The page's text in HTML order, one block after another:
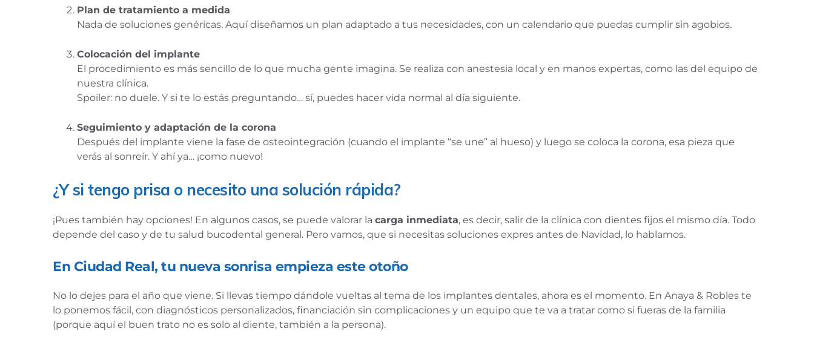
Plan de tratamiento a medida
Nada de soluciones genéricas. Aquí diseñamos un plan adaptado a tus necesidades, con un calendario que puedas cumplir sin agobios.
Colocación del implante
El procedimiento es más sencillo de lo que mucha gente imagina. Se realiza con anestesia local y en manos expertas, como las del equipo de
nuestra clínica.
Spoiler: no duele. Y si te lo estás preguntando… sí, puedes hacer vida normal al día siguiente.
Seguimiento y adaptación de la corona
Después del implante viene la fase de osteointegración (cuando el implante “se une” al hueso) y luego se coloca la corona, esa pieza que
verás al sonreír. Y ahí ya… ¡como nuevo!
¿Y si tengo prisa o necesito una solución rápida?
¡Pues también hay opciones! En algunos casos, se puede valorar la carga inmediata, es decir, salir de la clínica con dientes fijos el mismo día. Todo
depende del caso y de tu salud bucodental general. Pero vamos, que si necesitas soluciones expres antes de Navidad, lo hablamos.
En Ciudad Real, tu nueva sonrisa empieza este otoño
No lo dejes para el año que viene. Si llevas tiempo dándole vueltas al tema de los implantes dentales, ahora es el momento. En Anaya & Robles te
lo ponemos fácil, con diagnósticos personalizados, financiación sin complicaciones y un equipo que te va a tratar como si fueras de la familia
(porque aquí el buen trato no es solo al diente, también a la persona).